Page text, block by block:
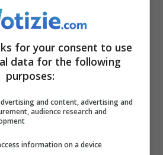
Foto)
for your consent to use
data for the following
purposes:
and content, advertising and
audience research and
information on a device